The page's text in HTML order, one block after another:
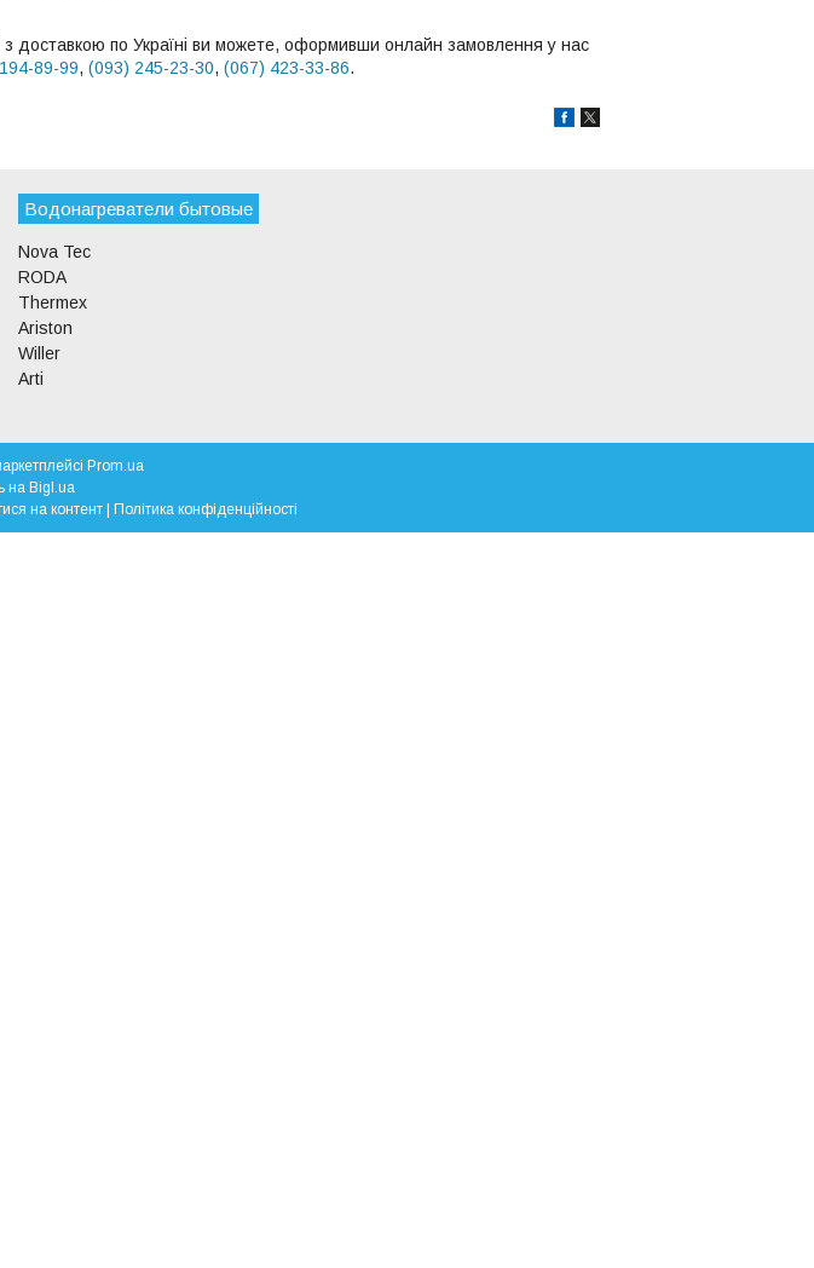
з доставкою по Україні ви можете, оформивши онлайн замовлення у нас
89-99, (093) 245-23-30, (067) 423-33-86.
Водонагреватели бытовые
Nova Tec
RODA
Thermex
Ariston
Willer
Arti
Prom.ua
на Bigl.ua
на контент | Політика конфіденційності